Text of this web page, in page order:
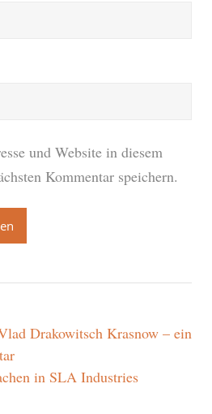
und Website in diesem
Kommentar speichern.
Drakowitsch Krasnow – ein
in SLA Industries